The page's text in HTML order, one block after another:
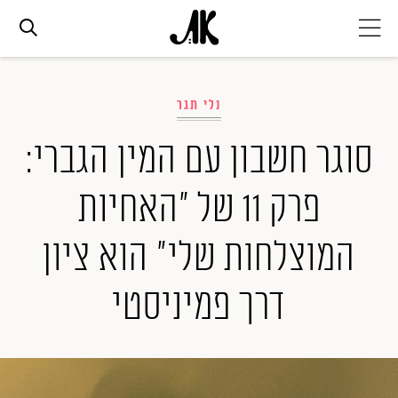
אופנה
ביוטי
סלבס
נלי תגר
סוגר חשבון עם המין הגברי:
פרק 11 של "האחיות
המוצלחות שלי" הוא ציון
דרך פמיניסטי